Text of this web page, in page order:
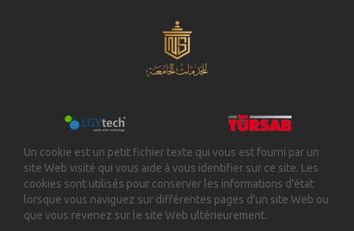
Un cookie est un petit fichier texte qui vous est fourni par un
site Web visité qui vous aide à vous identifier sur ce site. Les
cookies sont utilisés pour conserver les informations d'état
lorsque vous naviguez sur différentes pages d'un site Web ou
que vous revenez sur le site Web ultérieurement.